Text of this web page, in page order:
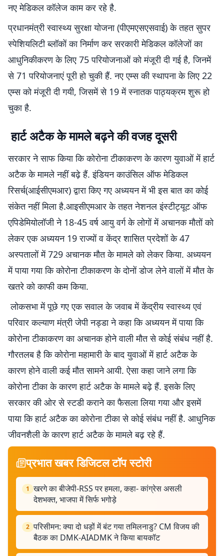
नए मेडिकल कॉलेज काम कर रहे है.
प्रधानमंत्री स्वास्थ्य सुरक्षा योजना (पीएमएसएसवाई) के तहत सुपर
स्पेशियलिटी ब्लॉकों का निर्माण कर सरकारी मेडिकल कॉलेजों का
आधुनिकीकरण के लिए 75 परियोजनाओं को मंजूरी दी गई है, जिनमें
से 71 परियोजनाएं पूरी हो चुकी हैं. नए एम्स की स्थापना के लिए 22
एम्स को मंजूरी दी गयी, जिसमें से 19 में स्नातक पाठ्यक्रम शुरू हो
चुका है.
हार्ट अटैक के मामले बढ़ने की वजह दूसरी
सरकार ने साफ किया कि कोरोना टीकाकरण के कारण युवाओं में हार्ट
अटैक के मामले नहीं बढ़े हैं. इंडियन काउंसिल ऑफ मेडिकल
रिसर्च(आईसीएमआर) द्वारा किए गए अध्ययन में भी इस बात का कोई
संकेत नहीं मिला है.आइसीएमआर के तहत नेशनल इंस्टीट्यूट ऑफ
एपिडेमियोलॉजी ने 18-45 वर्ष आयु वर्ग के लोगों में अचानक मौतों को
लेकर एक अध्ययन 19 राज्यों व केंद्र शासित प्रदेशों के 47
अस्पतालों में 729 अचानक मौत के मामले को लेकर किया. अध्ययन
में पाया गया कि कोरोना टीकाकरण के दोनों डोज लेने वालों में मौत के
खतरे को काफी कम किया.
लोकसभा में पूछे गए एक सवाल के जवाब में केंद्रीय स्वास्थ्य एवं
परिवार कल्याण मंत्री जेपी नड्डा ने कहा कि अध्ययन में पाया कि
कोरोना टीकाकरण का अचानक होने वाली मौत से कोई संबंध नहीं है.
गौरतलब है कि कोरोना महामारी के बाद युवाओं में हार्ट अटैक के
कारण होने वाली कई मौत सामने आयी. ऐसा कहा जाने लगा कि
कोरोना टीका के कारण हार्ट अटैक के मामले बढ़े हैं. इसके लिए
सरकार की ओर से स्टडी कराने का फैसला लिया गया और इसमें
पाया कि हार्ट अटैक का काेराेना टीका से कोई संबंध नहीं है. आधुनिक
जीवनशैली के कारण हार्ट अटैक के मामले बढ़ रहे हैं.
प्रभात खबर डिजिटल टॉप स्टोरी
1 खरगे का बीजेपी-RSS पर हमला, कहा- कांग्रेस असली
देशभक्त, भाजपा में सिर्फ भगोड़े
2 परिसीमन: क्या दो धड़ों में बंट गया तमिलनाडु? CM विजय की
बैठक का DMK-AIADMK ने किया बायकॉट